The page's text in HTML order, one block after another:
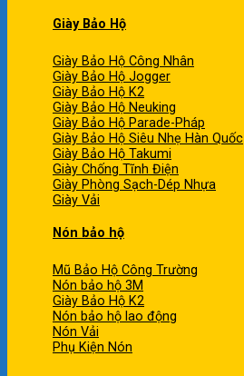
Giày Bảo Hộ
Giày Bảo Hộ Công Nhân
Giày Bảo Hộ Jogger
Giày Bảo Hộ K2
Giày Bảo Hộ Neuking
Giày Bảo Hộ Parade-Pháp
Giày Bảo Hộ Siêu Nhẹ Hàn Quốc
Giày Bảo Hộ Takumi
Giày Chống Tĩnh Điện
Giày Phòng Sạch-Dép Nhựa
Giày Vải
Nón bảo hộ
Mũ Bảo Hộ Công Trường
Nón bảo hộ 3M
Giày Bảo Hộ K2
Nón bảo hộ lao động
Nón Vải
Phụ Kiện Nón